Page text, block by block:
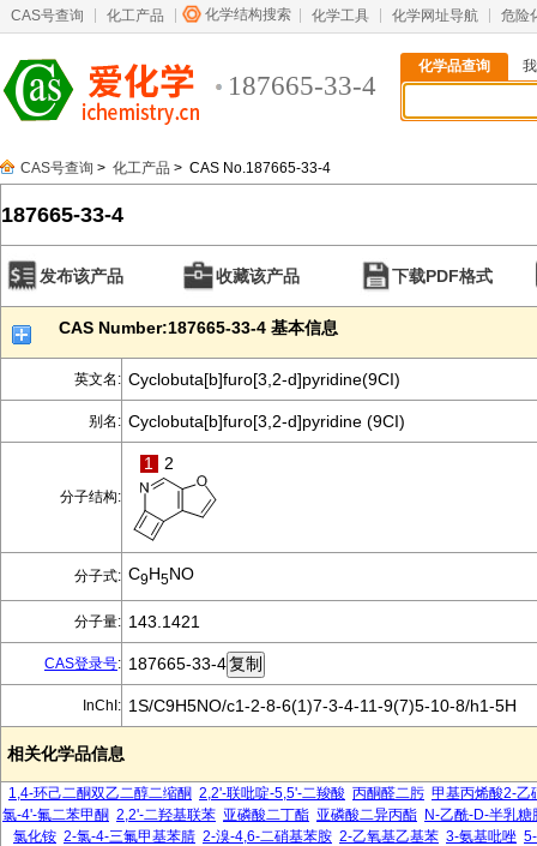
CAS号查询 化工产品 化学结构搜索 化学工具 化学网址导航 危险
187665-33-4
化学品查询
CAS号查询 > 化工产品 > CAS No.187665-33-4
187665-33-4
发布该产品 收藏该产品 下载PDF格式
CAS Number:187665-33-4 基本信息
英文名: Cyclobuta[b]furo[3,2-d]pyridine(9CI)
别名: Cyclobuta[b]furo[3,2-d]pyridine (9CI)
分子结构:
1 2
分子式: C9H5NO
分子量: 143.1421
CAS登录号: 187665-33-4
InChI: 1S/C9H5NO/c1-2-8-6(1)7-3-4-11-9(7)5-10-8/h1-5H
相关化学品信息
1,4-环己二酮双乙二醇二缩酮 2,2'-联吡啶-5,5'-二羧酸 丙酮醛二肟 甲基丙烯酸2-乙
氯-4'-氟二苯甲酮 2,2'-二羟基联苯 亚磷酸二丁酯 亚磷酸二异丙酯 N-乙酰-D-半乳糖
氯化铵 2-氯-4-三氟甲基苯腈 2-溴-4,6-二硝基苯胺 2-乙氧基乙基苯 3-氨基吡唑